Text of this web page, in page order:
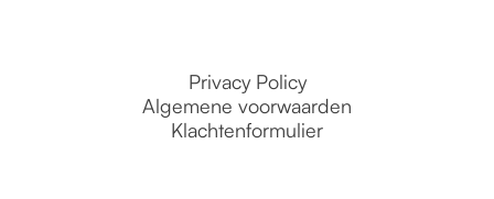
Privacy Policy
Algemene voorwaarden
Klachtenformulier